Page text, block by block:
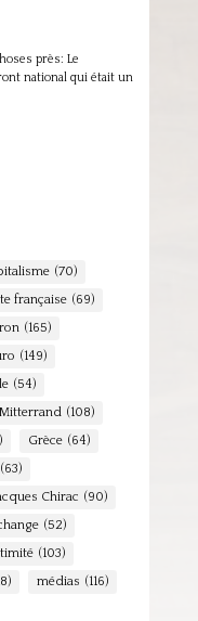
près: Le
national qui était un
(70)
française (69)
(165)
(149)
(54)
(108)
Grèce (64)
(63)
Chirac (90)
(52)
(103)
médias (116)